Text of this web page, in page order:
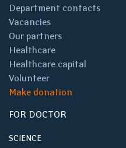
Department contacts
Vacancies
Our partners
Healthcare
Healthcare capital
Volunteer
Make donation
FOR DOCTOR
SCIENCE